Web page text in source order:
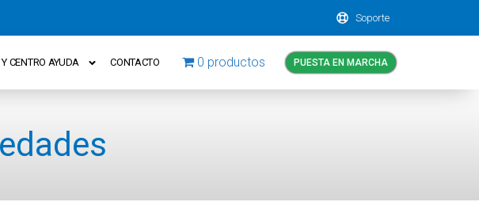
Soporte
CENTRO AYUDA CONTACTO 0 productos PUESTA EN MARCHA